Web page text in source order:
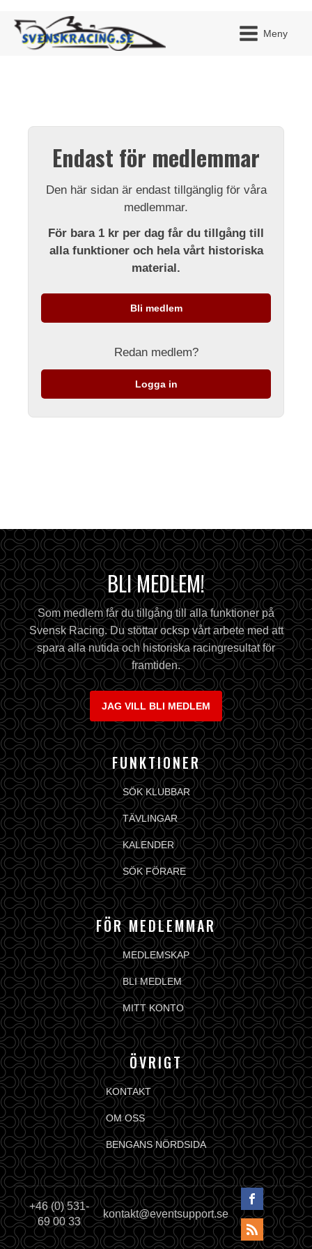
Meny
Endast för medlemmar
Den här sidan är endast tillgänglig för våra
medlemmar.
För bara 1 kr per dag får du tillgång till
alla funktioner och hela vårt historiska
material.
Bli medlem
Redan medlem?
Logga in
BLI MEDLEM!
Som medlem får du tillgång till alla funktioner på
Svensk Racing. Du stöttar ocksp vårt arbete med att
spara alla nutida och historiska racingresultat för
framtiden.
JAG VILL BLI MEDLEM
FUNKTIONER
SÖK KLUBBAR
TÄVLINGAR
KALENDER
SÖK FÖRARE
FÖR MEDLEMMAR
MEDLEMSKAP
BLI MEDLEM
MITT KONTO
ÖVRIGT
KONTAKT
OM OSS
BENGANS NÖRDSIDA
+46 (0) 531-
69 00 33
kontakt@eventsupport.se